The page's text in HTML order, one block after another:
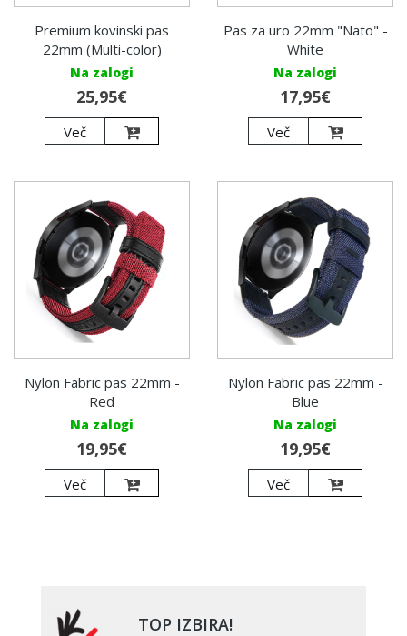
Premium kovinski pas
22mm (Multi-color)
Na zalogi
25,95€
Več
Pas za uro 22mm "Nato" -
White
Na zalogi
17,95€
Več
Nylon Fabric pas 22mm -
Red
Na zalogi
19,95€
Več
Nylon Fabric pas 22mm -
Blue
Na zalogi
19,95€
Več
TOP IZBIRA!